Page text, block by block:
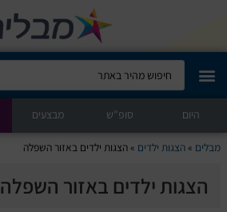
מבלים קלאב
הופעות היום
סטנדאפ
היום סופ"ש מבצעים
מבלים »הצגות ילדים »הצגות ילדים באזור השפלה
הצגות ילדים באזור השפלה